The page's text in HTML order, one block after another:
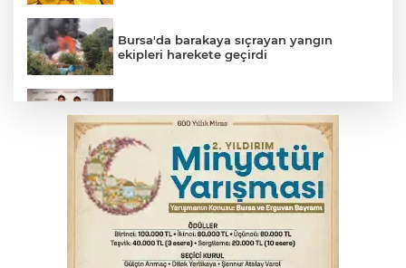
Bursa'da barakaya sıçrayan yangın
ekipleri harekete geçirdi
başladı
Yargıtay’dan primle çalışanlara müjde
Bursa’da bugün hava nasıl olacak?